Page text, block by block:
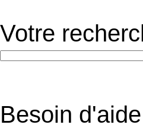
Votre
Besoin